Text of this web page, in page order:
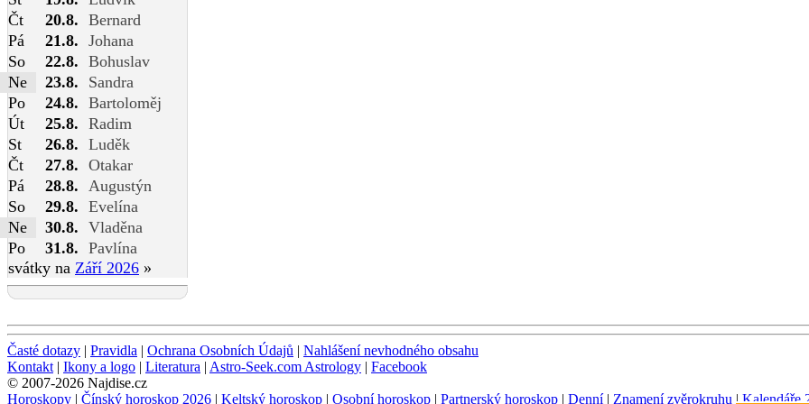
Čt
20.8. Bernard
Pá
21.8. Johana
So
22.8. Bohuslav
Ne
23.8.
Sandra
Po
24.8. Bartoloměj
Út
25.8. Radim
St
26.8. Luděk
Čt
27.8. Otakar
Pá
28.8.
Augustýn
So
29.8. Evelína
Ne
30.8. Vladěna
Po
31.8. Pavlína
svátky na Září 2026 »
Časté dotazy | Pravidla | Ochrana Osobních Údajů | Nahlášení nevhodného obsahu
Kontakt | Ikony a logo | Literatura | Astro-Seek.com Astrology | Facebook
© 2007-2026 Najdise.cz
Horoskopy | Čínský horoskop 2026 | Keltský horoskop | Osobní horoskop | Partnerský horoskop | Denní| Znamení zvěrokruhu | Kalendáře